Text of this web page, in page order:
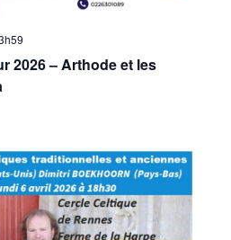
2026 – Arthode et les